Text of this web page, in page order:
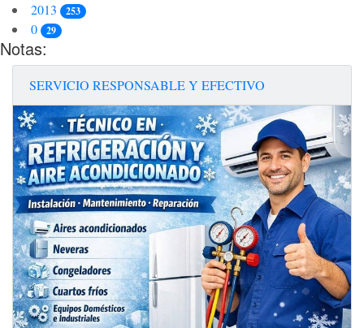
2013 253
0 29
Notas:
SERVICIO RESPONSABLE Y EFECTIVO